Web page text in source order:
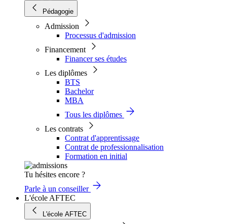
Pédagogie
Admission
Processus d'admission
Financement
Financer ses études
Les diplômes
BTS
Bachelor
MBA
Tous les diplômes
Les contrats
Contrat d'apprentissage
Contrat de professionnalisation
Formation en initial
Tu hésites encore ?
Parle à un conseiller
L'école AFTEC
L'école AFTEC